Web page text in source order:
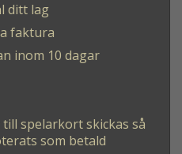
ditt lag
faktura
inom 10 dagar
spelarkort skickas så
som betald